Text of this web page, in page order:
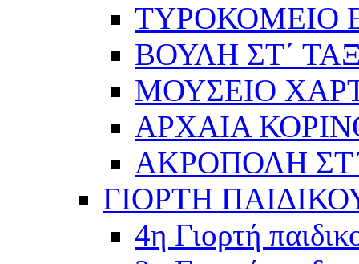
ΤΥΡΟΚΟΜΕΙΟ
ΒΟΥΛΗ ΣΤ΄
ΜΟΥΣΕΙΟ
ΑΡΧΑΙΑ
ΑΚΡΟΠΟΛΗ
ΓΙΟΡΤΗ
4η Γιορτή